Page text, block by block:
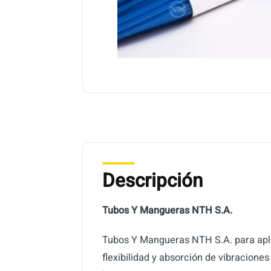
Descripción
Tubos Y Mangueras NTH S.A.
Tubos Y Mangueras NTH S.A. para
flexibilidad y absorción de